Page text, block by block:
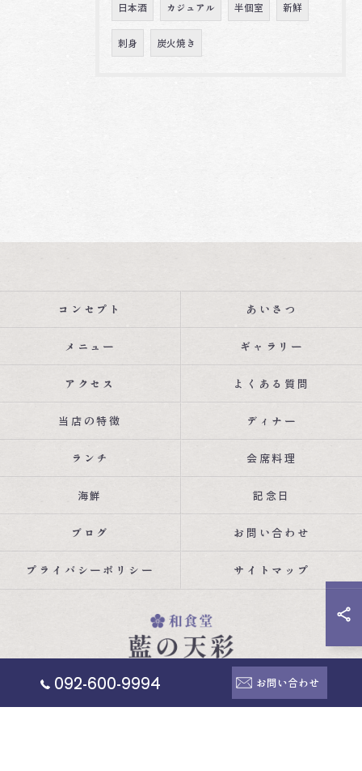
日本酒 カジュアル 半個室 新鮮
刺身 炭火焼き
092-600-9994 お問い合わせ
コンセプト あいさつ
メニュー ギャラリー
アクセス よくある質問
当店の特徴 ディナー
ランチ 会席料理
海鮮 記念日
ブログ お問い合わせ
プライバシーポリシー サイトマップ
© 2026 福岡県福岡市の和食なら和食堂 藍の天彩 ALL RIGHTS RESERVED.